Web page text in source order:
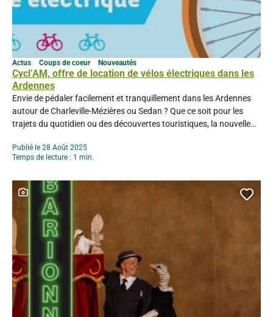
Cycl’AM, offre de location de vélos électriques dans les
Ardennes
Actus Coups de coeur Nouveautés
Envie de pédaler facilement et tranquillement dans les Ardennes
autour de Charleville-Mézières ou Sedan ? Que ce soit pour les
trajets du quotidien ou des découvertes touristiques, la nouvelle
Cycl’AM, est faite pour vous ! 110 vélos à disposition Oui vous
avez bien lu… Ce sont bien 110 vélos...
Publié le 28 Août 2025
Temps de lecture : 1 min.
Ce contenu contient une galerie photo